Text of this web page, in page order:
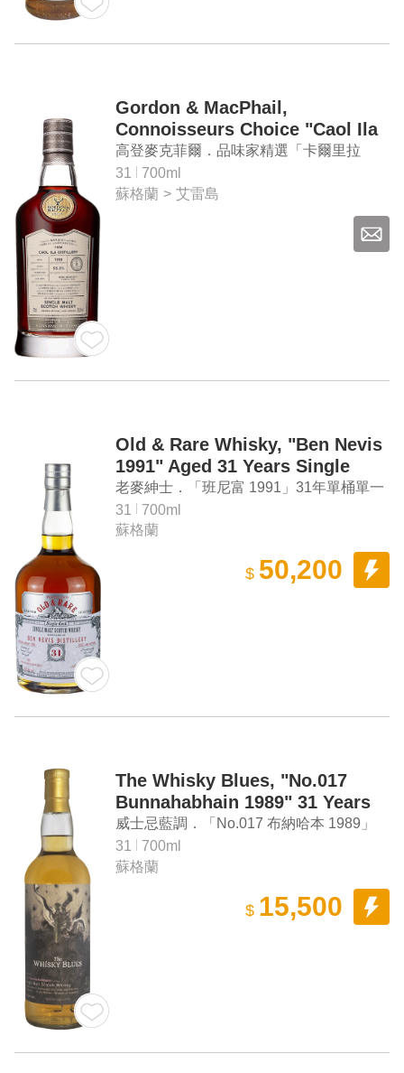
Gordon & MacPhail,
Connoisseurs Choice "Caol Ila
1991" Aged 31 Years Single
Malt Scotch Whisky
高登麥克菲爾．品味家精選「卡爾里拉
1991」31年 單一麥芽蘇格蘭威士忌
31
700ml
蘇格蘭 > 艾雷島
Old & Rare Whisky, "Ben Nevis
1991" Aged 31 Years Single
Cask Single Malt Scotch
Whisky
老麥紳士．「班尼富 1991」31年單桶單一
麥芽蘇格蘭威士忌
31
700ml
蘇格蘭
$ 50,200
The Whisky Blues, "No.017
Bunnahabhain 1989" 31 Years
Old Single Malt Scotch Whisky
威士忌藍調．「No.017 布納哈本 1989」
31年單一麥芽蘇格蘭威士忌
31
700ml
蘇格蘭
$ 15,500